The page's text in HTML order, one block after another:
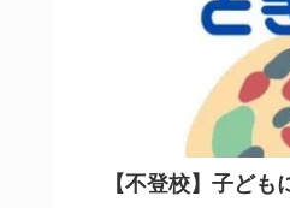
【不登校】子ど